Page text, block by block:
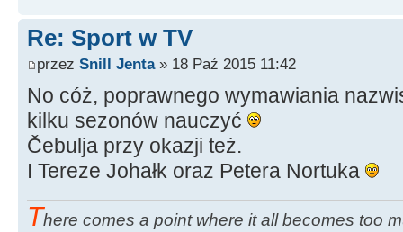
Re: Sport w TV
przez Snill Jenta» 18 Paź 2015 11:42
No cóż, poprawnego wymawiania
kilku sezonów nauczyć
Čebulja przy okazji też.
I Tereze Johałk oraz Petera Nortuka
There comes a point where it all becomes too